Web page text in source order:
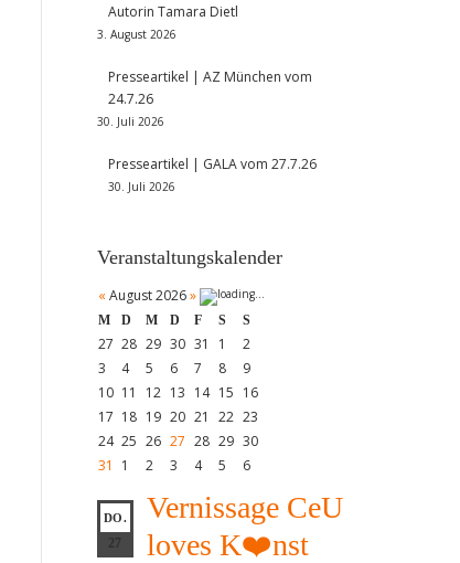
Autorin Tamara Dietl
3. August 2026
Presseartikel | AZ München vom
24.7.26
30. Juli 2026
Presseartikel | GALA vom 27.7.26
30. Juli 2026
Veranstaltungskalender
« August 2026 »
M D M D F S S
27 28 29 30 31 1
2
3
4 5 6 7 8
9
10 11 12 13 14 15 16
17 18 19 20 21 22 23
24 25 26 27 28 29 30
31
1 2 3 4 5 6
DO.
27
Vernissage CeU
loves K❤️nst